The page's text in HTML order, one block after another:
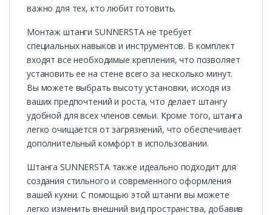
важно для тех, кто любит готовить.
Монтаж штанги SUNNERSTA не требует
специальных навыков и инструментов. В комплект
входят все необходимые крепления, что позволяет
установить ее на стене всего за несколько минут.
Вы можете выбрать высоту установки, исходя из
ваших предпочтений и роста, что делает штангу
удобной для всех членов семьи. Кроме того, штанга
легко очищается от загрязнений, что обеспечивает
дополнительный комфорт в использовании.
Штанга SUNNERSTA также идеально подходит для
создания стильного и современного оформления
вашей кухни. С помощью этой штанги вы можете
легко изменить внешний вид пространства, добавив